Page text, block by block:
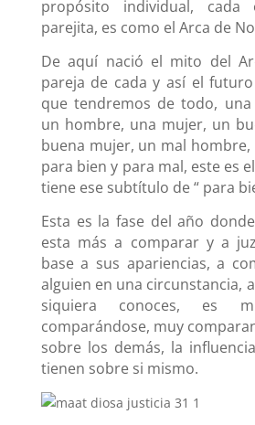
propósito individual,
parejita, es como el Arca de
De aquí nació el mito del
pareja de cada y así el
que tendremos de todo, una
un hombre, una mujer, un
buena mujer, un mal
para bien y para mal, este es
tiene ese subtítulo de “ para
Esta es la fase del año
esta más a comparar y a
base a sus apariencias, a
alguien en una circunstancia,
siquiera conoces, es
comparándose, muy
sobre los demás, la
tienen sobre si mismo.